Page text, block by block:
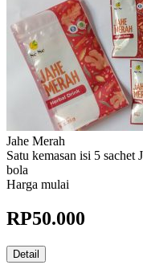
Jahe Merah
Satu kemasan isi 5 sachet
bola
Harga mulai
RP50.000
Detail